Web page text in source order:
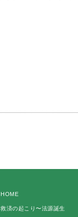
HOME
救済の起こり〜法源誕生